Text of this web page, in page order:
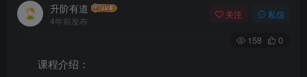
升阶有道
4年前发布
关注 私信
158 0
课程介绍：